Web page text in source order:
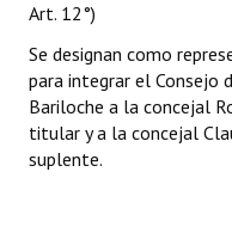
Art. 12°)
Se designan como
para integrar el Consejo
Bariloche a la concejal
titular y a la concejal
suplente.